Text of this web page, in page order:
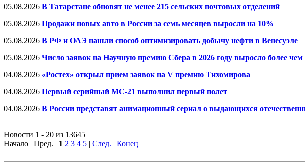
05.08.2026 В Татарстане обновят не менее 215 сельских почтовых отделений
05.08.2026 Продажи новых авто в России за семь месяцев выросли на 10%
05.08.2026 В РФ и ОАЭ нашли способ оптимизировать добычу нефти в Венесуэле
05.08.2026 Число заявок на Научную премию Сбера в 2026 году выросло более чем
04.08.2026 «Ростех» открыл прием заявок на V премию Тихомирова
04.08.2026 Первый серийный МС-21 выполнил первый полет
04.08.2026 В России представят анимационный сериал о выдающихся
Новости 1 - 20 из 13645
Начало | Пред. | 1 2 3 4 5 | След. | Конец